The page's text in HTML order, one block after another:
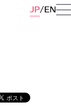
JP EN